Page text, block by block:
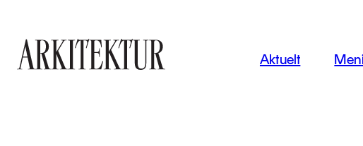
Aktuelt